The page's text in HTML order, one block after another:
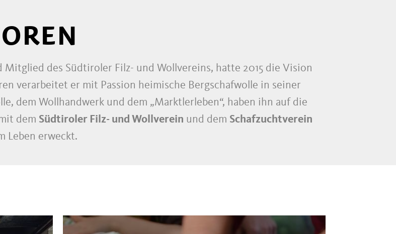
Mitglied des Südtiroler Filz- und Wollvereins, hatte 2015 die Vision
verarbeitet er mit Passion heimische Bergschafwolle in seiner
dem Wollhandwerk und dem „Marktlerleben“, haben ihn auf die
dem Südtiroler Filz- und Wollverein und dem Schafzuchtverein
Leben erweckt.